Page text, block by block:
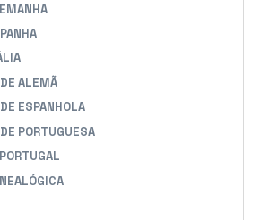
ALEMÃ
ESPANHOLA
PORTUGUESA